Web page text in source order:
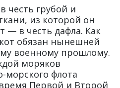
честь грубой и
из которой он
— в честь дафла. Как
обязан нынешней
военному прошлому.
моряков
морского флота
Первой и Второй